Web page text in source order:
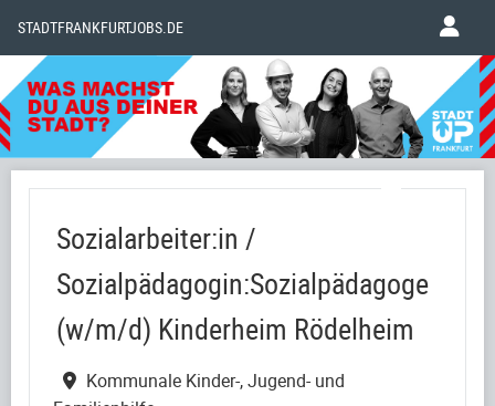
STADTFRANKFURTJOBS.DE
Sozialarbeiter:in /
Sozialpädagogin:Sozialpädagoge
(w/m/d) Kinderheim Rödelheim
Kommunale Kinder-, Jugend- und